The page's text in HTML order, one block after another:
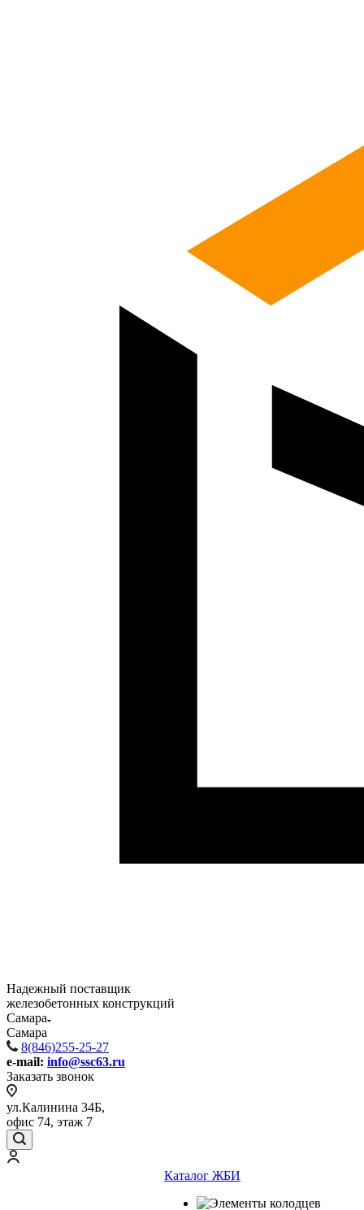
Надежный поставщик
железобетонных конструкций
Самара
Самара
8(846)255-25-27
e-mail: info@ssc63.ru
Заказать звонок
ул.Калинина 34Б,
офис 74, этаж 7
Каталог ЖБИ